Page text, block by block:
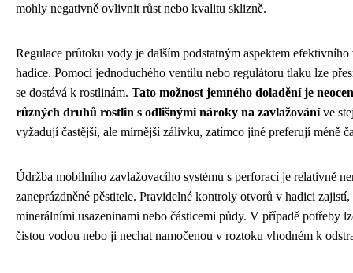
mohly negativně ovlivnit růst nebo kvalitu sklizně.
Regulace průtoku vody je dalším podstatným aspektem
hadice. Pomocí jednoduchého ventilu nebo regulátoru tlaku lze
se dostává k rostlinám. Tato možnost jemného doladění je
různých druhů rostlin s odlišnými nároky na zavlažováníve
vyžadují častější, ale mírnější zálivku, zatímco jiné preferují méně
Údržba mobilního zavlažovacího systému s perforací je relativně
zaneprázdněné pěstitele. Pravidelné kontroly otvorů v hadici
minerálními usazeninami nebo částicemi půdy. V případě potřeby
čistou vodou nebo ji nechat namočenou v roztoku vhodném k